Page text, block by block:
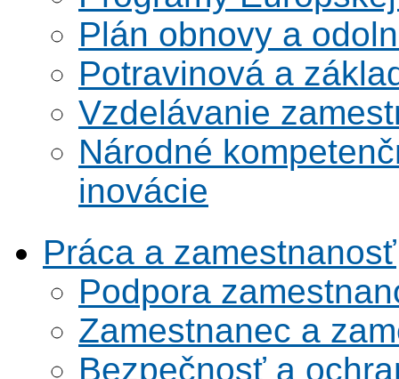
Plán obnovy a
Potravinová a
Vzdelávanie
Národné
inovácie
Práca a zamestnanosť
Podpora
Zamestnanec a
Bezpečnosť a